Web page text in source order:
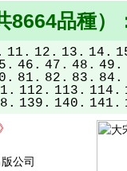
8664品種）
11. 12. 13. 14.
46. 47. 48. 49.
81. 82. 83. 84.
112. 113. 114.
139. 140. 141.
公司